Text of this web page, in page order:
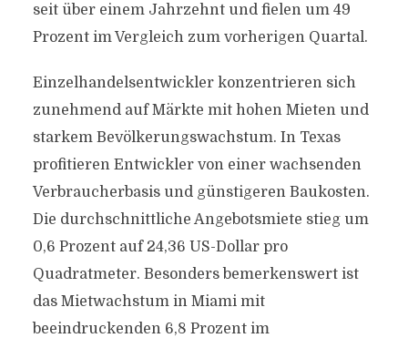
seit über einem Jahrzehnt und fielen um 49
Prozent im Vergleich zum vorherigen Quartal.
Einzelhandelsentwickler konzentrieren sich
zunehmend auf Märkte mit hohen Mieten und
starkem Bevölkerungswachstum. In Texas
profitieren Entwickler von einer wachsenden
Verbraucherbasis und günstigeren Baukosten.
Die durchschnittliche Angebotsmiete stieg um
0,6 Prozent auf 24,36 US-Dollar pro
Quadratmeter. Besonders bemerkenswert ist
das Mietwachstum in Miami mit
beeindruckenden 6,8 Prozent im